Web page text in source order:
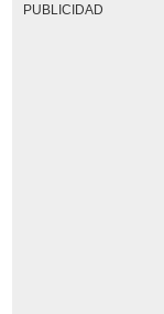
PUBLICIDAD